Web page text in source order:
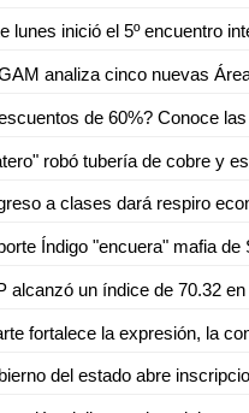
robó tubería de cobre y